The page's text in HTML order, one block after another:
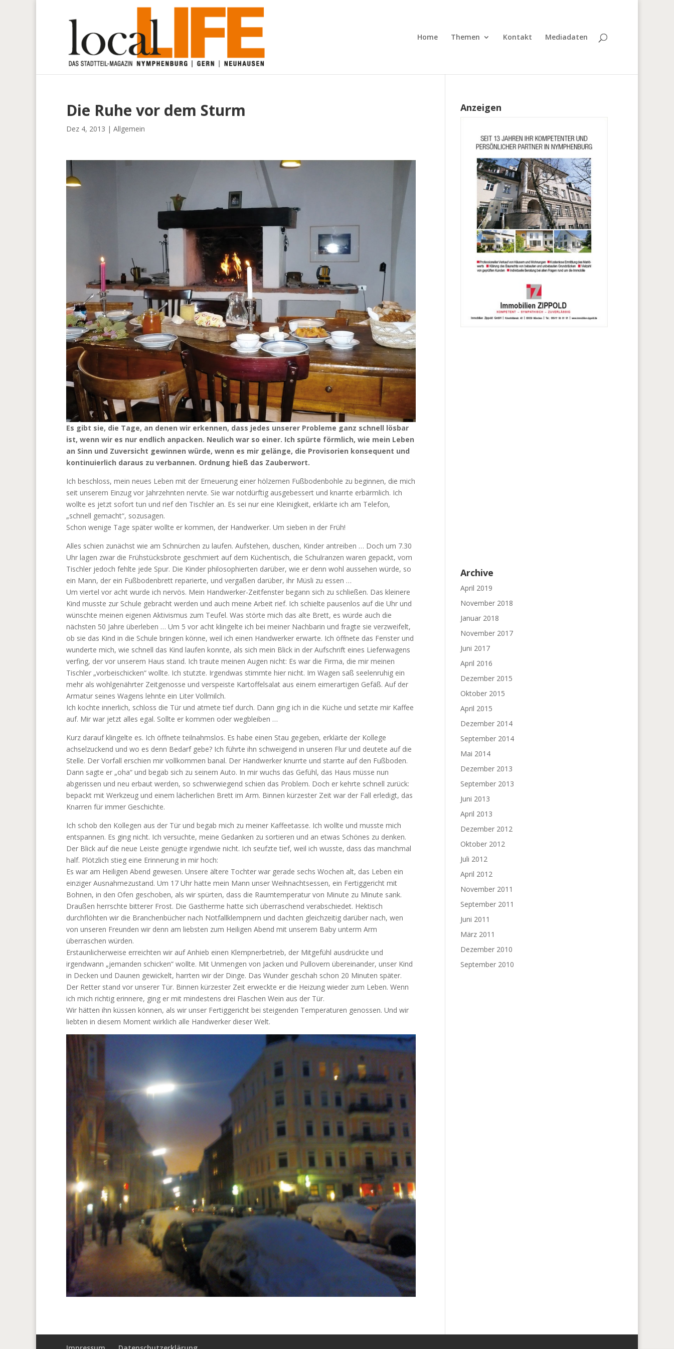
Home Themen Kontakt Mediadaten
Die Ruhe vor dem Sturm
Dez 4, 2013 | Allgemein
Es gibt sie, die Tage, an denen wir erkennen, dass jedes unserer Probleme ganz schnell lösbar
ist, wenn wir es nur endlich anpacken. Neulich war so einer. Ich spürte förmlich, wie mein Leben
an Sinn und Zuversicht gewinnen würde, wenn es mir gelänge, die Provisorien konsequent und
kontinuierlich daraus zu verbannen. Ordnung hieß das Zauberwort.
Ich beschloss, mein neues Leben mit der Erneuerung einer hölzernen Fußbodenbohle zu beginnen, die mich
seit unserem Einzug vor Jahrzehnten nervte. Sie war notdürftig ausgebessert und knarrte erbärmlich. Ich
wollte es jetzt sofort tun und rief den Tischler an. Es sei nur eine Kleinigkeit, erklärte ich am Telefon,
„schnell gemacht“, sozusagen.
Schon wenige Tage später wollte er kommen, der Handwerker. Um sieben in der Früh!
Alles schien zunächst wie am Schnürchen zu laufen. Aufstehen, duschen, Kinder antreiben … Doch um 7.30
Uhr lagen zwar die Frühstücksbrote geschmiert auf dem Küchentisch, die Schulranzen waren gepackt, vom
Tischler jedoch fehlte jede Spur. Die Kinder philosophierten darüber, wie er denn wohl aussehen würde, so
ein Mann, der ein Fußbodenbrett reparierte, und vergaßen darüber, ihr Müsli zu essen …
Um viertel vor acht wurde ich nervös. Mein Handwerker-Zeitfenster begann sich zu schließen. Das kleinere
Kind musste zur Schule gebracht werden und auch meine Arbeit rief. Ich schielte pausenlos auf die Uhr und
wünschte meinen eigenen Aktivismus zum Teufel. Was störte mich das alte Brett, es würde auch die
nächsten 50 Jahre überleben … Um 5 vor acht klingelte ich bei meiner Nachbarin und fragte sie verzweifelt,
ob sie das Kind in die Schule bringen könne, weil ich einen Handwerker erwarte. Ich öffnete das Fenster und
wunderte mich, wie schnell das Kind laufen konnte, als sich mein Blick in der Aufschrift eines Lieferwagens
verfing, der vor unserem Haus stand. Ich traute meinen Augen nicht: Es war die Firma, die mir meinen
Tischler „vorbeischicken“ wollte. Ich stutzte. Irgendwas stimmte hier nicht. Im Wagen saß seelenruhig ein
mehr als wohlgenährter Zeitgenosse und verspeiste Kartoffelsalat aus einem eimerartigen Gefäß. Auf der
Armatur seines Wagens lehnte ein Liter Vollmilch.
Ich kochte innerlich, schloss die Tür und atmete tief durch. Dann ging ich in die Küche und setzte mir Kaffee
auf. Mir war jetzt alles egal. Sollte er kommen oder wegbleiben …
Kurz darauf klingelte es. Ich öffnete teilnahmslos. Es habe einen Stau gegeben, erklärte der Kollege
achselzuckend und wo es denn Bedarf gebe? Ich führte ihn schweigend in unseren Flur und deutete auf die
Stelle. Der Vorfall erschien mir vollkommen banal. Der Handwerker knurrte und starrte auf den Fußboden.
Dann sagte er „oha“ und begab sich zu seinem Auto. In mir wuchs das Gefühl, das Haus müsse nun
abgerissen und neu erbaut werden, so schwerwiegend schien das Problem. Doch er kehrte schnell zurück:
bepackt mit Werkzeug und einem lächerlichen Brett im Arm. Binnen kürzester Zeit war der Fall erledigt, das
Knarren für immer Geschichte.
Ich schob den Kollegen aus der Tür und begab mich zu meiner Kaffeetasse. Ich wollte und musste mich
entspannen. Es ging nicht. Ich versuchte, meine Gedanken zu sortieren und an etwas Schönes zu denken.
Der Blick auf die neue Leiste genügte irgendwie nicht. Ich seufzte tief, weil ich wusste, dass das manchmal
half. Plötzlich stieg eine Erinnerung in mir hoch:
Es war am Heiligen Abend gewesen. Unsere ältere Tochter war gerade sechs Wochen alt, das Leben ein
einziger Ausnahmezustand. Um 17 Uhr hatte mein Mann unser Weihnachtsessen, ein Fertiggericht mit
Bohnen, in den Ofen geschoben, als wir spürten, dass die Raumtemperatur von Minute zu Minute sank.
Draußen herrschte bitterer Frost. Die Gastherme hatte sich überraschend verabschiedet. Hektisch
durchflöhten wir die Branchenbücher nach Notfallklempnern und dachten gleichzeitig darüber nach, wen
von unseren Freunden wir denn am liebsten zum Heiligen Abend mit unserem Baby unterm Arm
überraschen würden.
Erstaunlicherweise erreichten wir auf Anhieb einen Klempnerbetrieb, der Mitgefühl ausdrückte und
irgendwann „jemanden schicken“ wollte. Mit Unmengen von Jacken und Pullovern übereinander, unser Kind
in Decken und Daunen gewickelt, harrten wir der Dinge. Das Wunder geschah schon 20 Minuten später.
Der Retter stand vor unserer Tür. Binnen kürzester Zeit erweckte er die Heizung wieder zum Leben. Wenn
ich mich richtig erinnere, ging er mit mindestens drei Flaschen Wein aus der Tür.
Wir hätten ihn küssen können, als wir unser Fertiggericht bei steigenden Temperaturen genossen. Und wir
liebten in diesem Moment wirklich alle Handwerker dieser Welt.
Anzeigen
Archive
April 2019
November 2018
Januar 2018
November 2017
Juni 2017
April 2016
Dezember 2015
Oktober 2015
April 2015
Dezember 2014
September 2014
Mai 2014
Dezember 2013
September 2013
Juni 2013
April 2013
Dezember 2012
Oktober 2012
Juli 2012
April 2012
November 2011
September 2011
Juni 2011
März 2011
Dezember 2010
September 2010